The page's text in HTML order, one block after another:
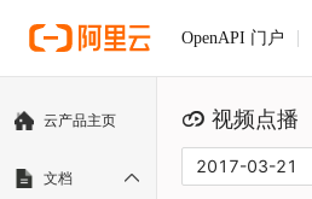
OpenAPI 门户
云产品主页
文档
视频点播
2017-03-21